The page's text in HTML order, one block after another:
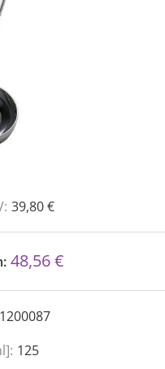
39,80 €
48,56 €
125